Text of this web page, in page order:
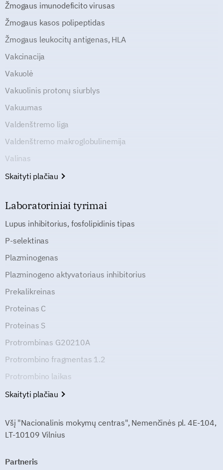
Žmogaus imunodeficito virusas
Žmogaus kasos polipeptidas
Žmogaus leukocitų antigenas, HLA
Vakcinacija
Vakuolė
Vakuolinis protonų siurblys
Vakuumas
Valdenštremo liga
Valdenštremo makroglobulinemija
Valinas
Skaityti plačiau
Laboratoriniai tyrimai
Lupus inhibitorius, fosfolipidinis tipas
P-selektinas
Plazminogenas
Plazminogeno aktyvatoriaus inhibitorius
Prekalikreinas
Proteinas C
Proteinas S
Protrombinas G20210A
Protrombino fragmentas 1.2
Protrombino laikas
Skaityti plačiau
Všį "Nacionalinis mokymų centras", Nemenčinės pl. 4E-104,
LT-10109 Vilnius
Partneris